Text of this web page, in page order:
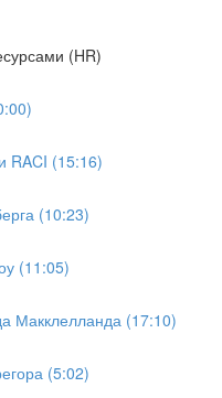
(HR)
RACI (15:16)
(10:23)
(11:05)
Макклелланда (17:10)
(5:02)